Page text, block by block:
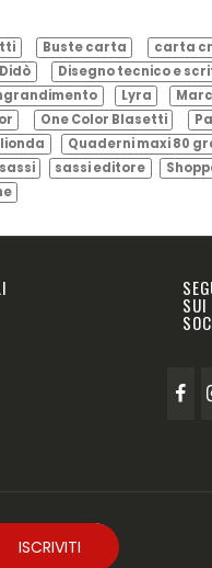
Buste carta
carta
Didò
Disegno tecnico e
Lyra
One Color Blasetti
Quaderni maxi 80
sassi sassi editore
SUI